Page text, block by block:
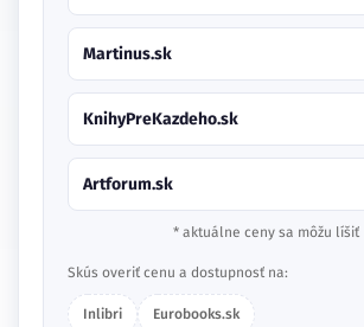
Martinus.sk
KnihyPreKazdeho.sk
Artforum.sk
* aktuálne ceny sa môžu líšiť
Skús overiť cenu a dostupnosť na:
Inlibri Eurobooks.sk